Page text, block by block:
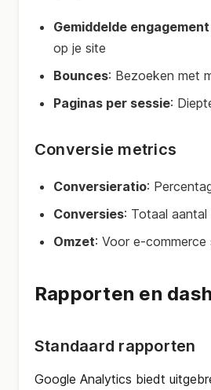
Gemiddelde
op je site
Bounces: Bezoeken met
Paginas per sessie:
Conversie metrics
Conversieratio:
Conversies: Totaal
Omzet: Voor e-commerce
Rapporten en
Standaard rapporten
Google Analytics biedt